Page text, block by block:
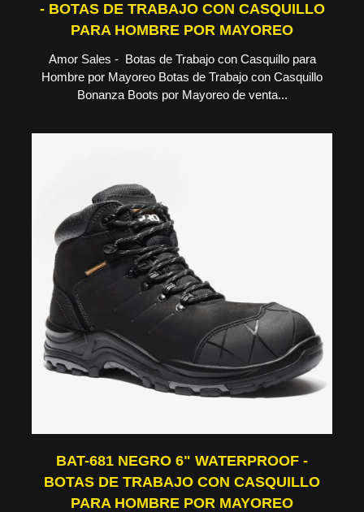
- BOTAS DE TRABAJO CON CASQUILLO
PARA HOMBRE POR MAYOREO
Amor Sales - Botas de Trabajo con Casquillo para
Hombre por Mayoreo Botas de Trabajo con Casquillo
Bonanza Boots por Mayoreo de venta...
BAT-681 NEGRO 6" WATERPROOF -
BOTAS DE TRABAJO CON CASQUILLO
PARA HOMBRE POR MAYOREO